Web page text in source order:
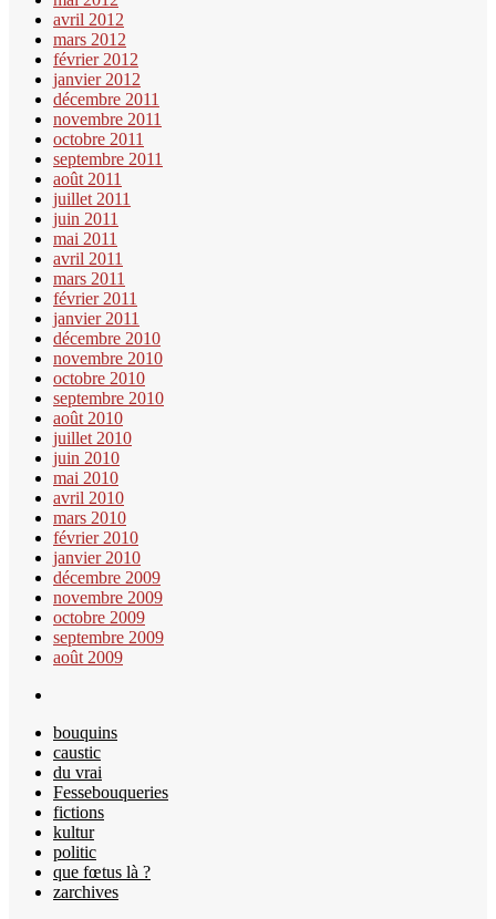
avril 2012
mars 2012
février 2012
janvier 2012
décembre 2011
novembre 2011
octobre 2011
septembre 2011
août 2011
juillet 2011
juin 2011
mai 2011
avril 2011
mars 2011
février 2011
janvier 2011
décembre 2010
novembre 2010
octobre 2010
septembre 2010
août 2010
juillet 2010
juin 2010
mai 2010
avril 2010
mars 2010
février 2010
janvier 2010
décembre 2009
novembre 2009
octobre 2009
septembre 2009
août 2009
bouquins
caustic
du vrai
Fessebouqueries
fictions
kultur
politic
que fœtus là ?
zarchives